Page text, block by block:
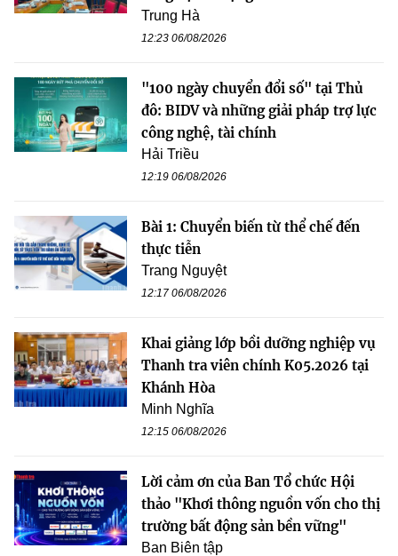
Trung Hà
12:23 06/08/2026
"100 ngày chuyển đổi số" tại Thủ
đô: BIDV và những giải pháp trợ lực
công nghệ, tài chính
Hải Triều
12:19 06/08/2026
Bài 1: Chuyển biến từ thể chế đến
thực tiễn
Trang Nguyệt
12:17 06/08/2026
Khai giảng lớp bồi dưỡng nghiệp vụ
Thanh tra viên chính K05.2026 tại
Khánh Hòa
Minh Nghĩa
12:15 06/08/2026
Lời cảm ơn của Ban Tổ chức Hội
thảo "Khơi thông nguồn vốn cho thị
trường bất động sản bền vững"
Ban Biên tập